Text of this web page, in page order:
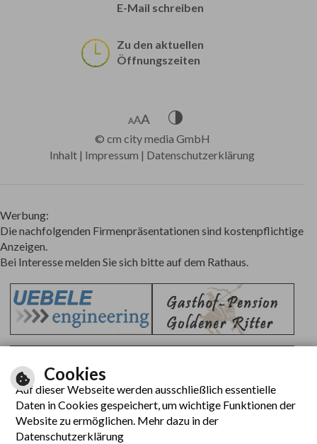
E-Mail schreiben
Zu den aktuellen
Öffnungszeiten
© cm city media GmbH
Inhalt | Impressum | Datenschutzerklärung
Werbung:
Die nachfolgenden Firmenpräsentationen sind kostenpflichtige
Anzeigen.
Bei Interesse melden Sie sich bitte auf dem Rathaus.
Cookies
Auf dieser Webseite werden ausschließlich essentielle
Daten in Cookies gespeichert, um wichtige Funktionen der
Website zu ermöglichen. Mehr dazu in der
Datenschutzerklärung